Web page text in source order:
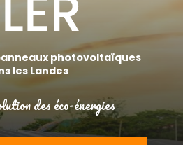
photovoltaïques
les Landes
des éco-énergies